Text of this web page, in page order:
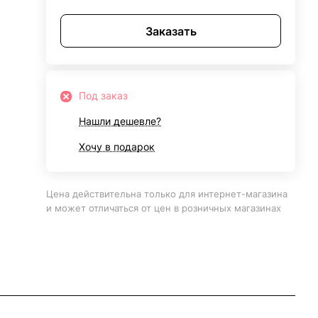
Заказать
Под заказ
Нашли дешевле?
Хочу в подарок
Цена действительна только для интернет-магазина
и может отличаться от цен в розничных магазинах